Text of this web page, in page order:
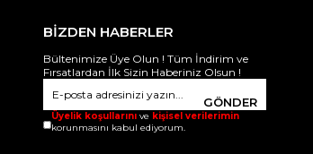
BİZDEN HABERLER
Bültenimize Üye Olun ! Tüm İndirim ve
Fırsatlardan İlk Sizin Haberiniz Olsun !
GÖNDER
Üyelik koşullarınıve kişisel verilerimin
korunmasını kabul ediyorum.